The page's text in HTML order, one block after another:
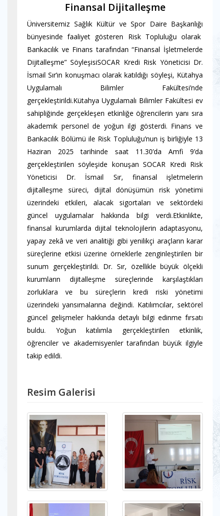
Finansal Dijitalleşme
Üniversitemiz Sağlık Kültür ve Spor Daire Başkanlığı
bünyesinde faaliyet gösteren Risk Topluluğu olarak
Bankacılık ve Finans tarafından “Finansal İşletmelerde
Dijitalleşme” SöyleşisiSOCAR Kredi Risk Yöneticisi Dr.
İsmail Sır’ın konuşmacı olarak katıldığı söyleşi, Kütahya
Uygulamalı Bilimler Fakültesi’nde
gerçekleştirildi.Kütahya Uygulamalı Bilimler Fakültesi ev
sahipliğinde gerçekleşen etkinliğe öğrencilerin yanı sıra
akademik personel de yoğun ilgi gösterdi. Finans ve
Bankacılık Bölümü ile Risk Topluluğu’nun iş birliğiyle 13
Haziran 2025 tarihinde saat 11.30’da Amfi 9’da
gerçekleştirilen söyleşide konuşan SOCAR Kredi Risk
Yöneticisi Dr. İsmail Sır, finansal işletmelerin
dijitalleşme süreci, dijital dönüşümün risk yönetimi
üzerindeki etkileri, alacak sigortaları ve sektördeki
güncel uygulamalar hakkında bilgi verdi.Etkinlikte,
finansal kurumlarda dijital teknolojilerin adaptasyonu,
yapay zekâ ve veri analitiği gibi yenilikçi araçların karar
süreçlerine etkisi üzerine örneklerle zenginleştirilen bir
sunum gerçekleştirildi. Dr. Sır, özellikle büyük ölçekli
kurumların dijitalleşme süreçlerinde karşılaştıkları
zorluklara ve bu süreçlerin kredi riski yönetimi
üzerindeki yansımalarına değindi. Katılımcılar, sektörel
güncel gelişmeler hakkında detaylı bilgi edinme fırsatı
buldu. Yoğun katılımla gerçekleştirilen etkinlik,
öğrenciler ve akademisyenler tarafından büyük ilgiyle
takip edildi.
Resim Galerisi